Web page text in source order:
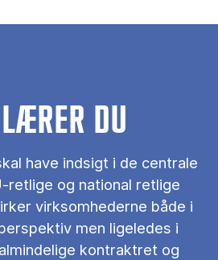
LÆRER DU
have indsigt i de centrale
retlige og national retlige
virksomhederne både i
men ligeledes i
kontraktret og